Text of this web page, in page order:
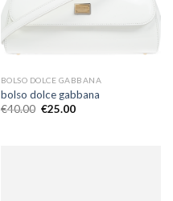
BOLSO DOLCE GABBANA
bolso dolce gabbana
€40.00 €25.00